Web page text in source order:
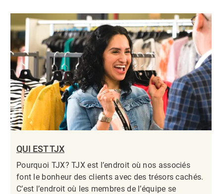
QUI EST TJX
Pourquoi TJX? TJX est l’endroit où nos associés
font le bonheur des clients avec des trésors cachés.
C’est l’endroit où les membres de l’équipe se